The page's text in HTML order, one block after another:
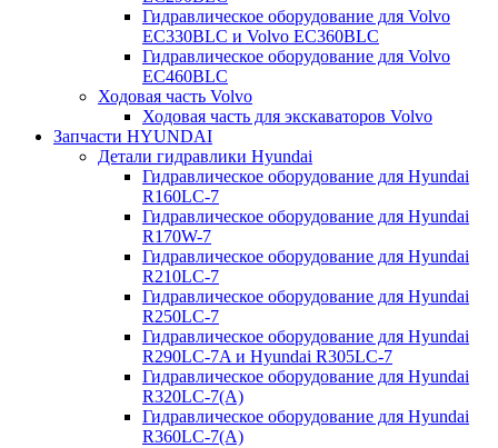
Гидравлическое оборудование для Volvo
EC330BLC и Volvo EC360BLC
Гидравлическое оборудование для Volvo
EC460BLC
Ходовая часть Volvo
Ходовая часть для экскаваторов Volvo
Запчасти HYUNDAI
Детали гидравлики Hyundai
Гидравлическое оборудование для Hyundai
R160LC-7
Гидравлическое оборудование для Hyundai
R170W-7
Гидравлическое оборудование для Hyundai
R210LC-7
Гидравлическое оборудование для Hyundai
R250LC-7
Гидравлическое оборудование для Hyundai
R290LC-7A и Hyundai R305LC-7
Гидравлическое оборудование для Hyundai
R320LC-7(A)
Гидравлическое оборудование для Hyundai
R360LC-7(A)